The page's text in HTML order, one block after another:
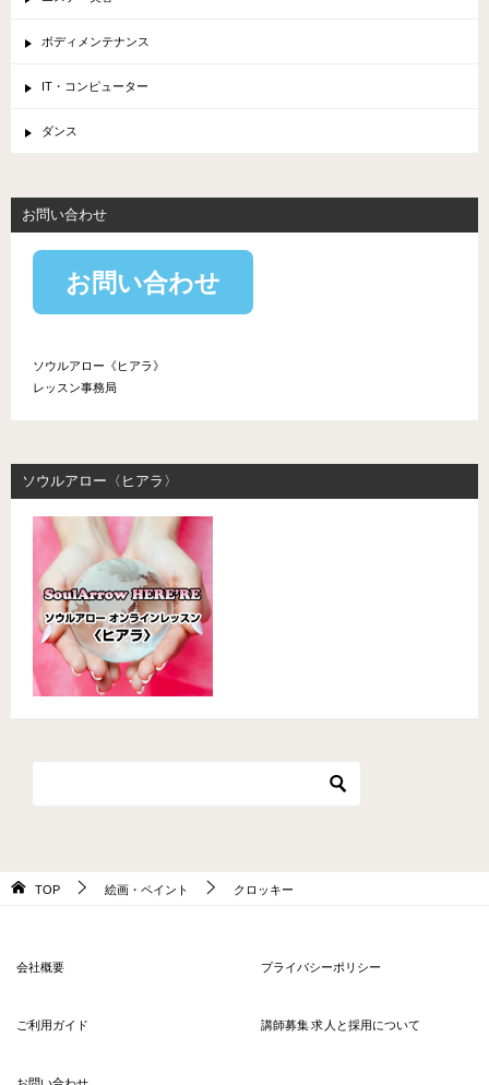
ボディメンテナンス
IT・コンピューター
ダンス
お問い合わせ
お問い合わせ
ソウルアロー《ヒアラ》
レッスン事務局
ソウルアロー〈ヒアラ〉
TOP 絵画・ペイント クロッキー
会社概要 プライバシーポリシー
ご利用ガイド 講師募集 求人と採用について